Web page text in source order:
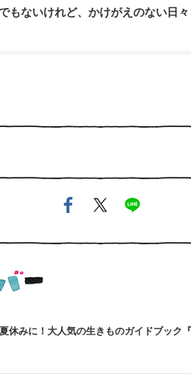
もないけれど、かけがえのない日
休みに！大人気の生きものガイドブック